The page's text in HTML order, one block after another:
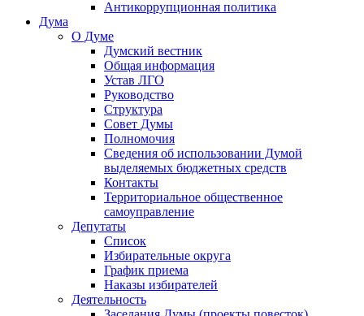
Антикоррупционная политика
Дума
О Думе
Думский вестник
Общая информация
Устав ЛГО
Руководство
Структура
Совет Думы
Полномочия
Сведения об использовании Думой
выделяемых бюджетных средств
Контакты
Территориальное общественное
самоуправление
Депутаты
Список
Избирательные округа
График приема
Наказы избирателей
Деятельность